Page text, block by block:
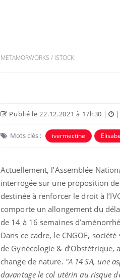
METAMORWORKS / ISTOCK.
Publié le 22.12.2021 à 17h30 | |
Mots clés : ivermectine
Actuellement, l’Assemblée
interrogée sur une proposition
destinée à renforcer le droit à
comporte un allongement du
de 14 à 16 semaines
Dans ce cadre, le CNGOF, société
de Gynécologie & d’Obstétrique,
change de nature. "A 14 SA, une
davantage le col utérin au risque
Toujours connectés :
empiète de plus en plus
sur nos soirées
Cancer colorectal : une
stratégie simple aurait
changé la donne au Pays
basque